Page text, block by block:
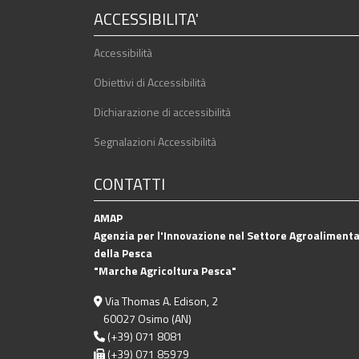
ACCESSIBILITA'
Accessibilità
Obiettivi di Accessibilità
Dichiarazione di accessibilità
Segnalazioni Accessibilità
CONTATTI
AMAP
Agenzia per l'Innovazione nel Settore
della Pesca
"Marche Agricoltura Pesca"
Via Thomas A. Edison, 2
60027 Osimo (AN)
(+39) 071 8081
(+39) 071 85979